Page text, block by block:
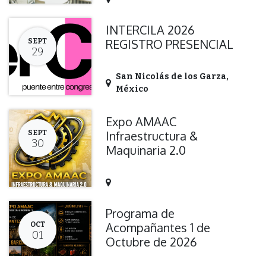
SEPT
29
INTERCILA 2026
REGISTRO PRESENCIAL
San Nicolás de los Garza,
México
SEPT
30
Expo AMAAC
Infraestructura &
Maquinaria 2.0
OCT
01
Programa de
Acompañantes 1 de
Octubre de 2026